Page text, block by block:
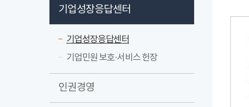
기업성장응답센터
기업성장응답센터
기업민원 보호·서비스 헌장
인권경영